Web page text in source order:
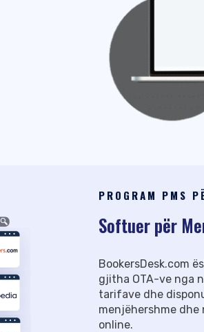
për
mysafirët
PROGRAM PMS
Softuer për
BookersDesk.com
gjitha OTA-ve nga
tarifave dhe
menjëhershme
online.